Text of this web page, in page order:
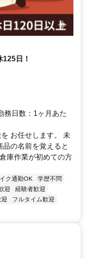
日！
務日数：1ヶ月あた
お任せします。 未
の名前を覚えると
庫作業が初めての方
ク通勤OK
学歴不問
迎
経験者歓迎
フルタイム歓迎